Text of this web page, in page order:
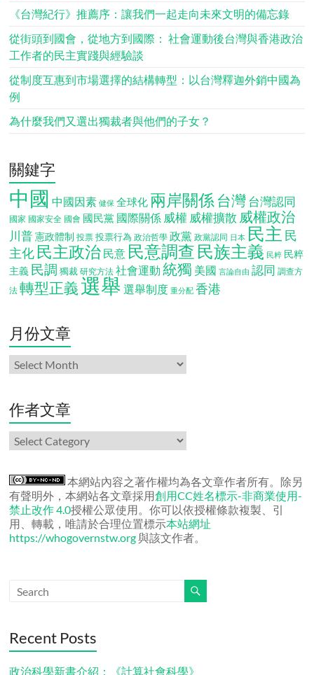
《台灣紀行》推薦序：讓我們一起走向未來文明的備忘錄
從街頭到國會，從地方到國際： 社會運動後台灣與香港政治
工作者的民主實踐與經驗談
從制度互惠到市場選擇的結構轉型：以台灣釋迦外銷中國為
例
為什麼我們又選出獨裁者與他們的子女？
關鍵字
中國 中國因素 健保 全球化 兩岸關係 台灣台灣認同
國家 國家安全 國會 國民黨 國際關係 威權 威權擴散 威權政治
川普 憲政體制 投票 投票行為 政治哲學 政黨 政黨認同 日本 民主 民
主化 民主政治 民意 民意調查 民族主義 民粹 民粹
主義 民調 獨裁 研究方法 社會運動 統獨 美國 言論自由 認同 調查方
法 轉型正義 選舉 選舉制度 重分配 香港
月份文章
月
份
章
作者文章
作
者
章
本網站內容之著作權均為各文章作者所有。除另
有聲明外，本網站各文章採用創用CC姓名標示-非商業使用-
禁止改作 4.0授權公眾使用。你可以依授權條款複製、引
用、轉載，唯請於合理位置標示本站網址
https://whogovernstw.org與該文作者。
Recent Posts
政治科學新書介紹：《計算社會科學》